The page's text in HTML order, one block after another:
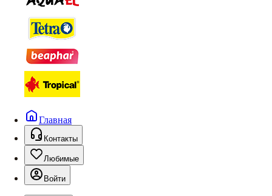
Главная
Контакты
Любимые
Войти